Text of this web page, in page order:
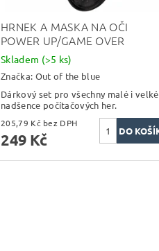
HRNEK A MASKA NA OČI
POWER UP/GAME OVER
Skladem (>5 ks)
Značka: Out of the blue
Dárkový set pro všechny malé i velké
nadšence počítačových her.
205,79 Kč bez DPH
249 Kč